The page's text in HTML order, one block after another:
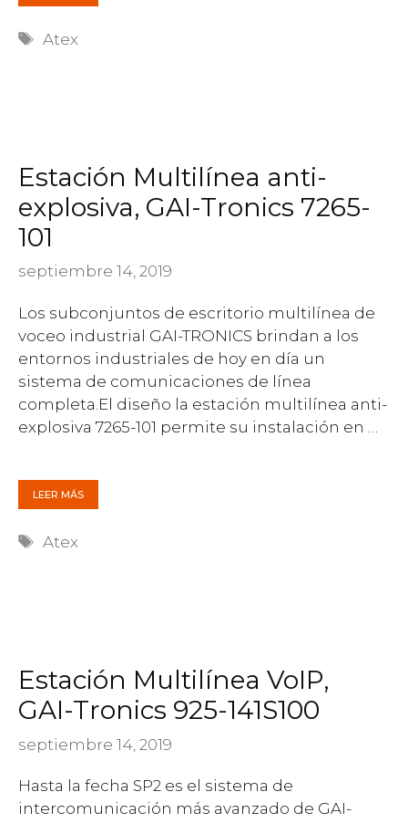
Etiquetas
Atex
Estación Multilínea anti-
explosiva, GAI-Tronics 7265-
101
septiembre 14, 2019
Los subconjuntos de escritorio multilínea de
voceo industrial GAI-TRONICS brindan a los
entornos industriales de hoy en día un
sistema de comunicaciones de línea
completa.El diseño la estación multilínea anti-
explosiva 7265-101 permite su instalación en …
LEER MÁS
Etiquetas
Atex
Estación Multilínea VoIP,
GAI-Tronics 925-141S100
septiembre 14, 2019
Hasta la fecha SP2 es el sistema de
intercomunicación más avanzado de GAI-